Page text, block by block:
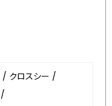
/ クロスシー /
/